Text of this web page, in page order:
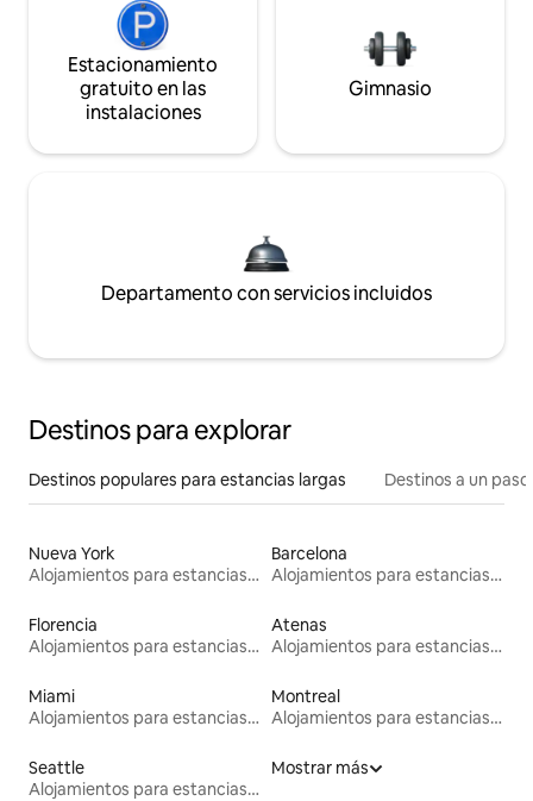
Estacionamiento
gratuito en las
instalaciones
Gimnasio
Departamento con servicios incluidos
Destinos para explorar
Destinos populares para estancias largas Destinos a un
Nueva York
Alojamientos para estancias largas
Barcelona
Alojamientos para estancias largas
Florencia
Alojamientos para estancias largas
Atenas
Alojamientos para estancias largas
Miami
Alojamientos para estancias largas
Montreal
Alojamientos para estancias largas
Seattle
Alojamientos para estancias largas
Mostrar más